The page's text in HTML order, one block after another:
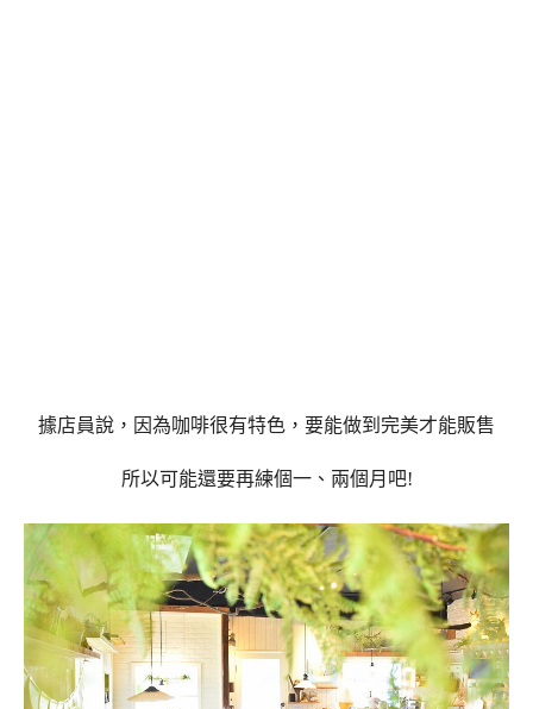
據店員說，因為咖啡很有特色，要能做到完美才能販售
所以可能還要再練個一、兩個月吧!